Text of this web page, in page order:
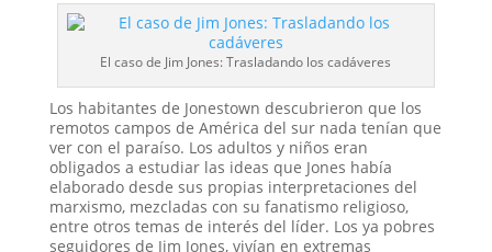
El caso de Jim Jones: Trasladando los cadáveres
Los habitantes de Jonestown descubrieron que los
remotos campos de América del sur nada tenían que
ver con el paraíso. Los adultos y niños eran
obligados a estudiar las ideas que Jones había
elaborado desde sus propias interpretaciones del
marxismo, mezcladas con su fanatismo religioso,
entre otros temas de interés del líder. Los ya pobres
seguidores de Jim Jones, vivían en extremas